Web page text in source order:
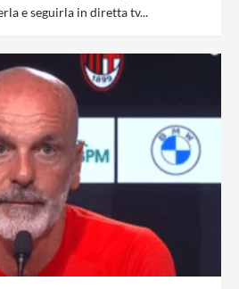
e seguirla in diretta tv...